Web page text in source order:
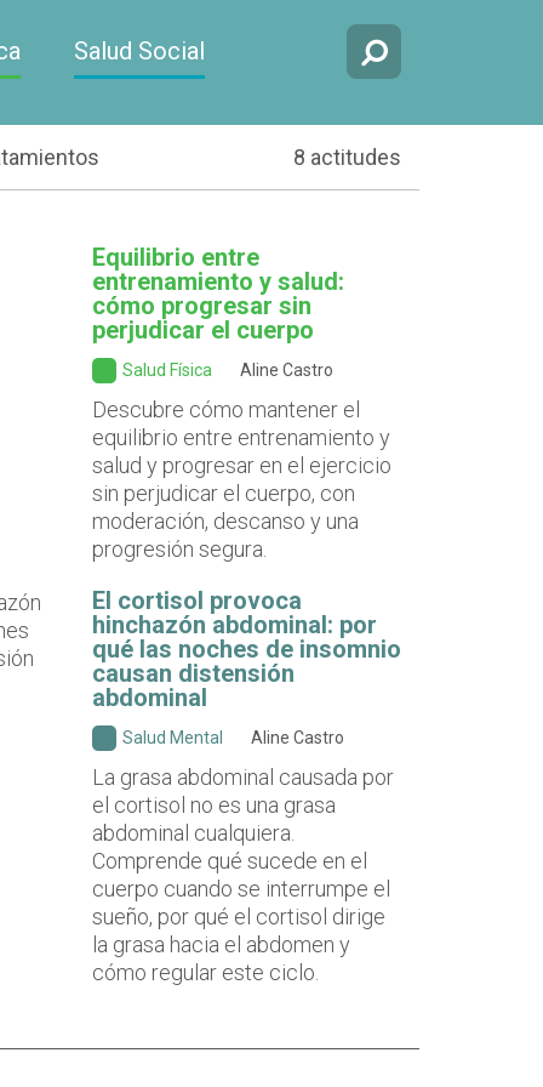
Salud Social
8 actitudes
Equilibrio entre
entrenamiento y salud:
cómo progresar sin
perjudicar el cuerpo
Salud Física Aline Castro
Descubre cómo mantener el
equilibrio entre entrenamiento y
salud y progresar en el ejercicio
sin perjudicar el cuerpo, con
moderación, descanso y una
progresión segura.
El cortisol provoca
hinchazón abdominal: por
qué las noches de insomnio
causan distensión
abdominal
Salud Mental Aline Castro
La grasa abdominal causada por
el cortisol no es una grasa
abdominal cualquiera.
Comprende qué sucede en el
cuerpo cuando se interrumpe el
sueño, por qué el cortisol dirige
la grasa hacia el abdomen y
cómo regular este ciclo.